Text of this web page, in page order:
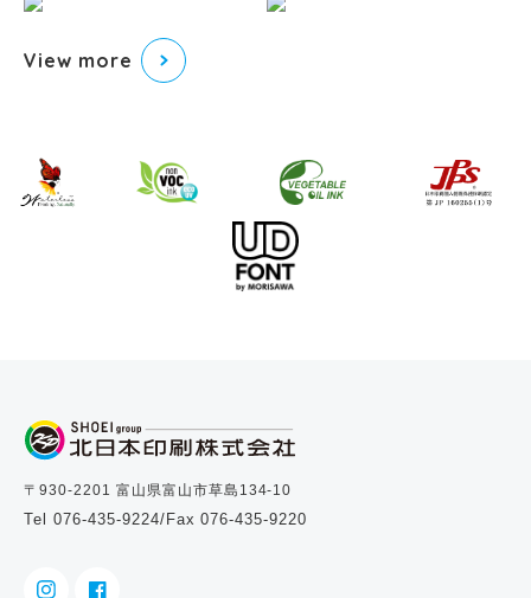
View more
〒930-2201 富山県富山市草島134-10
Tel 076-435-9224/Fax 076-435-9220